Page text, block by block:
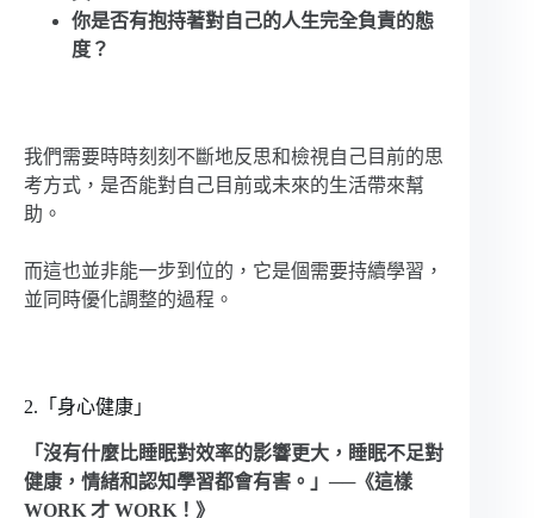
你是否有抱持著對自己的人生完全負責的態
度？
我們需要時時刻刻不斷地反思和檢視自己目前的思
考方式，是否能對自己目前或未來的生活帶來幫
助。
而這也並非能一步到位的，它是個需要持續學習，
並同時優化調整的過程。
2.「身心健康」
「沒有什麼比睡眠對效率的影響更大，睡眠不足對
健康，情緒和認知學習都會有害。」──《這樣
WORK 才 WORK！》